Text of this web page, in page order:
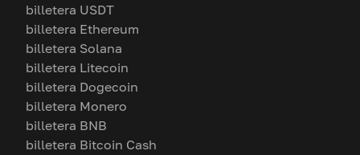
billetera USDT
billetera Ethereum
billetera Solana
billetera Litecoin
billetera Dogecoin
billetera Monero
billetera BNB
billetera Bitcoin Cash